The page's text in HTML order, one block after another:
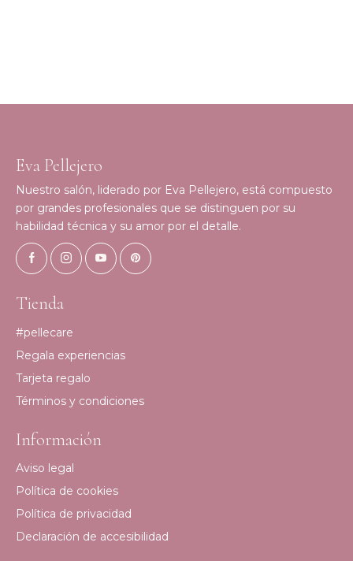
Eva Pellejero
Nuestro salón, liderado por Eva Pellejero, está compuesto
por grandes profesionales que se distinguen por su
habilidad técnica y su amor por el detalle.
Tienda
#pellecare
Regala experiencias
Tarjeta regalo
Términos y condiciones
Información
Aviso legal
Política de cookies
Política de privacidad
Declaración de accesibilidad